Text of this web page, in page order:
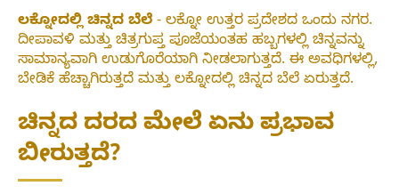
ಲಕ್ನೋದಲ್ಲಿ ಚಿನ್ನದ ಬೆಲೆ - ಲಕ್ನೋ ಉತ್ತರ ಪ್ರದೇಶದ ಒಂದು ನಗರ.
ದೀಪಾವಳಿ ಮತ್ತು ಚಿತ್ರಗುಪ್ತ ಪೂಜೆಯಂತಹ ಹಬ್ಬಗಳಲ್ಲಿ ಚಿನ್ನವನ್ನು
ಸಾಮಾನ್ಯವಾಗಿ ಉಡುಗೊರೆಯಾಗಿ ನೀಡಲಾಗುತ್ತದೆ. ಈ ಅವಧಿಗಳಲ್ಲಿ,
ಬೇಡಿಕೆ ಹೆಚ್ಚಾಗಿರುತ್ತದೆ ಮತ್ತು ಲಕ್ನೋದಲ್ಲಿ ಚಿನ್ನದ ಬೆಲೆ ಏರುತ್ತದೆ.
ಚಿನ್ನದ ದರದ ಮೇಲೆ ಏನು ಪ್ರಭಾವ
ಬೀರುತ್ತದೆ?